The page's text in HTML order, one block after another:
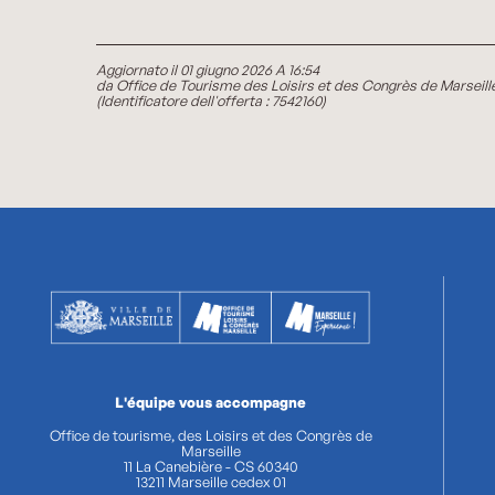
Aggiornato il 01 giugno 2026 A 16:54
da Office de Tourisme des Loisirs et des Congrès de
(Identificatore dell'offerta : 7542160)
L'équipe vous accompagne
Office de tourisme, des Loisirs et des Congrès de
Marseille
11 La Canebière - CS 60340
13211 Marseille cedex 01